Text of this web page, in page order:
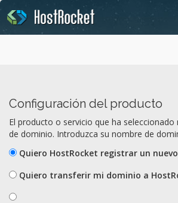
Configuración del producto
El producto o servicio que ha
de dominio. Introduzca su nombre de
Quiero HostRocket registrar un
Quiero transferir mi dominio a